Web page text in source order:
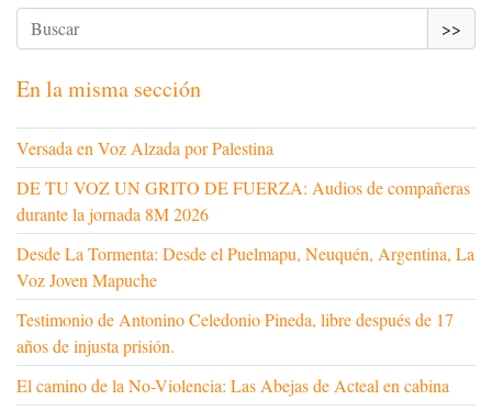
>>
En la misma sección
Versada en Voz Alzada por Palestina
DE TU VOZ UN GRITO DE FUERZA: Audios de compañeras
durante la jornada 8M 2026
Desde La Tormenta: Desde el Puelmapu, Neuquén, Argentina, La
Voz Joven Mapuche
Testimonio de Antonino Celedonio Pineda, libre después de 17
años de injusta prisión.
El camino de la No-Violencia: Las Abejas de Acteal en cabina